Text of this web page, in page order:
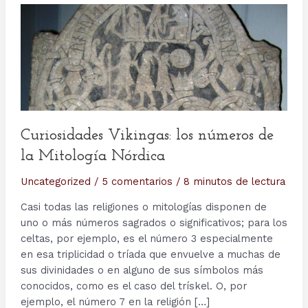
Curiosidades Vikingas: los números de
la Mitología Nórdica
Uncategorized / 5 comentarios / 8 minutos de lectura
Casi todas las religiones o mitologías disponen de
uno o más números sagrados o significativos; para los
celtas, por ejemplo, es el número 3 especialmente
en esa triplicidad o tríada que envuelve a muchas de
sus divinidades o en alguno de sus símbolos más
conocidos, como es el caso del trískel. O, por
ejemplo, el número 7 en la religión […]